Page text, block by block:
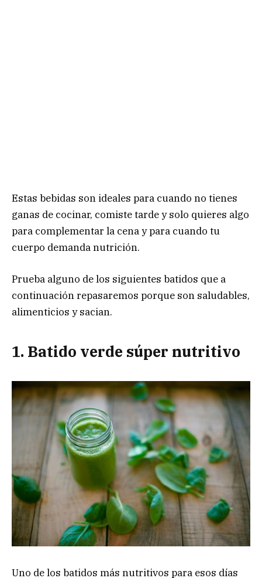
Estas bebidas son ideales para cuando no tienes
ganas de cocinar, comiste tarde y solo quieres algo
para complementar la cena y para cuando tu
cuerpo demanda nutrición.
Prueba alguno de los siguientes batidos que a
continuación repasaremos porque son saludables,
alimenticios y sacian.
1. Batido verde súper nutritivo
Uno de los batidos más nutritivos para esos días